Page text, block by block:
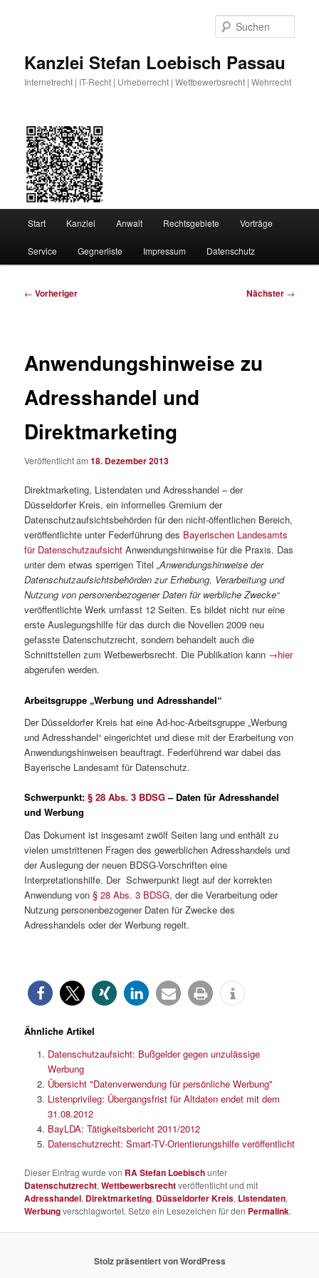
Kanzlei Stefan Loebisch Passau
Internetrecht | IT-Recht | Urheberrecht | Wettbewerbsrecht | Wehrrecht
Start Kanzlei Anwalt Rechtsgebiete Vorträge
Service Gegnerliste Impressum Datenschutz
Beitragsnavigation
← Vorheriger Nächster →
Anwendungshinweise zu
Adresshandel und
Direktmarketing
Veröffentlicht am18. Dezember 2013
Direktmarketing, Listendaten und Adresshandel – der
Düsseldorfer Kreis, ein informelles Gremium der
Datenschutzaufsichtsbehörden für den nicht-öffentlichen Bereich,
veröffentlichte unter Federführung des Bayerischen Landesamts
für DatenschutzaufsichtAnwendungshinweise für die Praxis. Das
unter dem etwas sperrigen Titel„Anwendungshinweise der
Datenschutzaufsichtsbehörden zur Erhebung, Verarbeitung und
Nutzung von personenbezogener Daten für werbliche Zwecke“
veröffentlichte Werk umfasst 12 Seiten. Es bildet nicht nur eine
erste Auslegungshilfe für das durch die Novellen 2009 neu
gefasste Datenschutzrecht, sondern behandelt auch die
Schnittstellen zum Wetbewerbsrecht. Die Publikation kann →hier
abgerufen werden.
Arbeitsgruppe „Werbung und Adresshandel“
Der Düsseldorfer Kreis hat eine Ad-hoc-Arbeitsgruppe „Werbung
und Adresshandel“ eingerichtet und diese mit der Erarbeitung von
Anwendungshinweisen beauftragt. Federführend war dabei das
Bayerische Landesamt für Datenschutz.
Schwerpunkt:§ 28 Abs. 3 BDSG– Daten für Adresshandel
und Werbung
Das Dokument ist insgesamt zwölf Seiten lang und enthält zu
vielen umstrittenen Fragen des gewerblichen Adresshandels und
der Auslegung der neuen BDSG-Vorschriften eine
Interpretationshilfe. Der Schwerpunkt liegt auf der korrekten
Anwendung von§ 28 Abs. 3 BDSG, der die Verarbeitung oder
Nutzung personenbezogener Daten für Zwecke des
Adresshandels oder der Werbung regelt.
Ähnliche Artikel
Datenschutzaufsicht: Bußgelder gegen unzulässige
Werbung
Übersicht "Datenverwendung für persönliche Werbung"
Listenprivileg: Übergangsfrist für Altdaten endet mit dem
31.08.2012
BayLDA: Tätigkeitsbericht 2011/2012
Datenschutzrecht: Smart-TV-Orientierungshilfe veröffentlicht
Dieser Eintrag wurde von RA Stefan Loebischunter
Datenschutzrecht,Wettbewerbsrechtveröffentlicht und mit
Adresshandel, Direktmarketing, Düsseldorfer Kreis, Listendaten,
Werbungverschlagwortet. Setze ein Lesezeichen für den Permalink.
Stolz präsentiert von WordPress